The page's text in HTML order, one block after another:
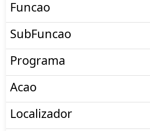
Funcao
SubFuncao
Programa
Acao
Localizador